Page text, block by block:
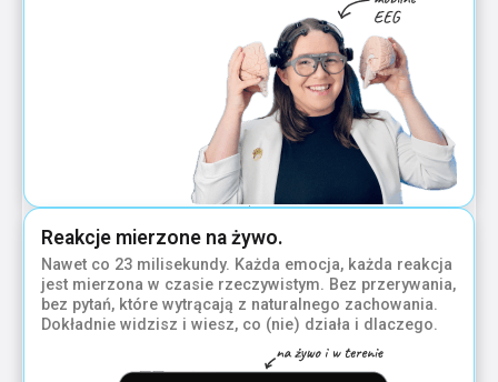
Reakcje mierzone na żywo.
Nawet co 23 milisekundy. Każda emocja, każda reakcja
jest mierzona w czasie rzeczywistym. Bez przerywania,
bez pytań, które wytrącają z naturalnego zachowania.
Dokładnie widzisz i wiesz, co (nie) działa i dlaczego.